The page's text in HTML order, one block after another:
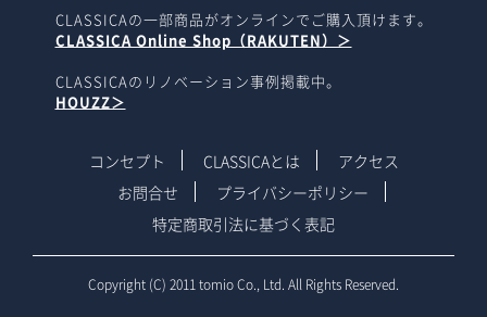
CLASSICAの一部商品がオンラインでご購入頂けます。
CLASSICA Online Shop（RAKUTEN）＞
CLASSICAのリノベーション事例掲載中。
HOUZZ＞
コンセプト CLASSICAとは
アクセス
お問合せ
プライバシーポリシー
特定商取引法に基づく表記
Copyright (C) 2011 tomio Co., Ltd. All Rights Reserved.